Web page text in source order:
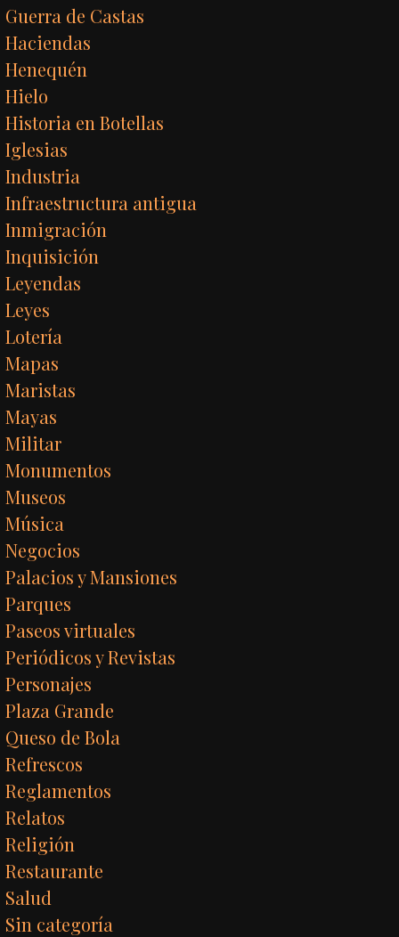
Guerra de Castas
Haciendas
Henequén
Hielo
Historia en Botellas
Iglesias
Industria
Infraestructura antigua
Inmigración
Inquisición
Leyendas
Leyes
Lotería
Mapas
Maristas
Mayas
Militar
Monumentos
Museos
Música
Negocios
Palacios y Mansiones
Parques
Paseos virtuales
Periódicos y Revistas
Personajes
Plaza Grande
Queso de Bola
Refrescos
Reglamentos
Relatos
Religión
Restaurante
Salud
Sin categoría